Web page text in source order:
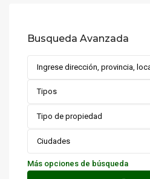
Busqueda Avanzada
Tipos
Tipo de propiedad
Ciudades
Más opciones de búsqueda